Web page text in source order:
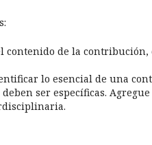
contenido de la
lo esencial de una
deben ser específicas.